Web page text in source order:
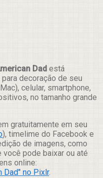
Dad está
decoração de seu
celular, smartphone,
no tamanho grande
gratuitamente em seu
), timelime do Facebook e
de imagens, como
pode baixar ou até
online:
Dad" no Pixlr.